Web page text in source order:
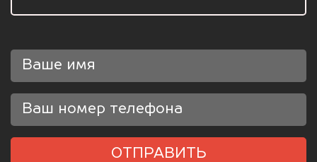
ОТПРАВИТЬ